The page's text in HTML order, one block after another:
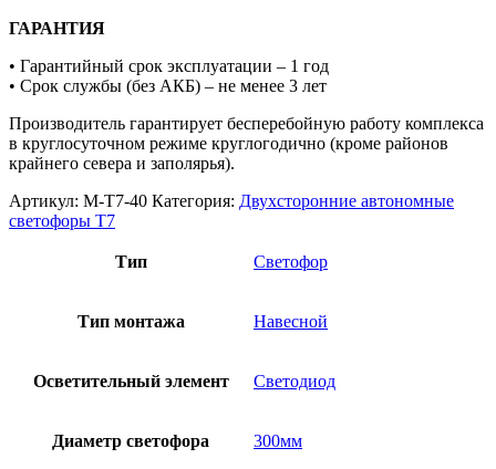
ГАРАНТИЯ
• Гарантийный срок эксплуатации – 1 год
• Срок службы (без АКБ) – не менее 3 лет
Производитель гарантирует бесперебойную работу комплекса
в круглосуточном режиме круглогодично (кроме районов
крайнего севера и заполярья).
Артикул: M-T7-40 Категория: Двухсторонние автономные
светофоры Т7
Тип Светофор
Тип монтажа Навесной
Осветительный элемент Светодиод
Диаметр светофора 300мм